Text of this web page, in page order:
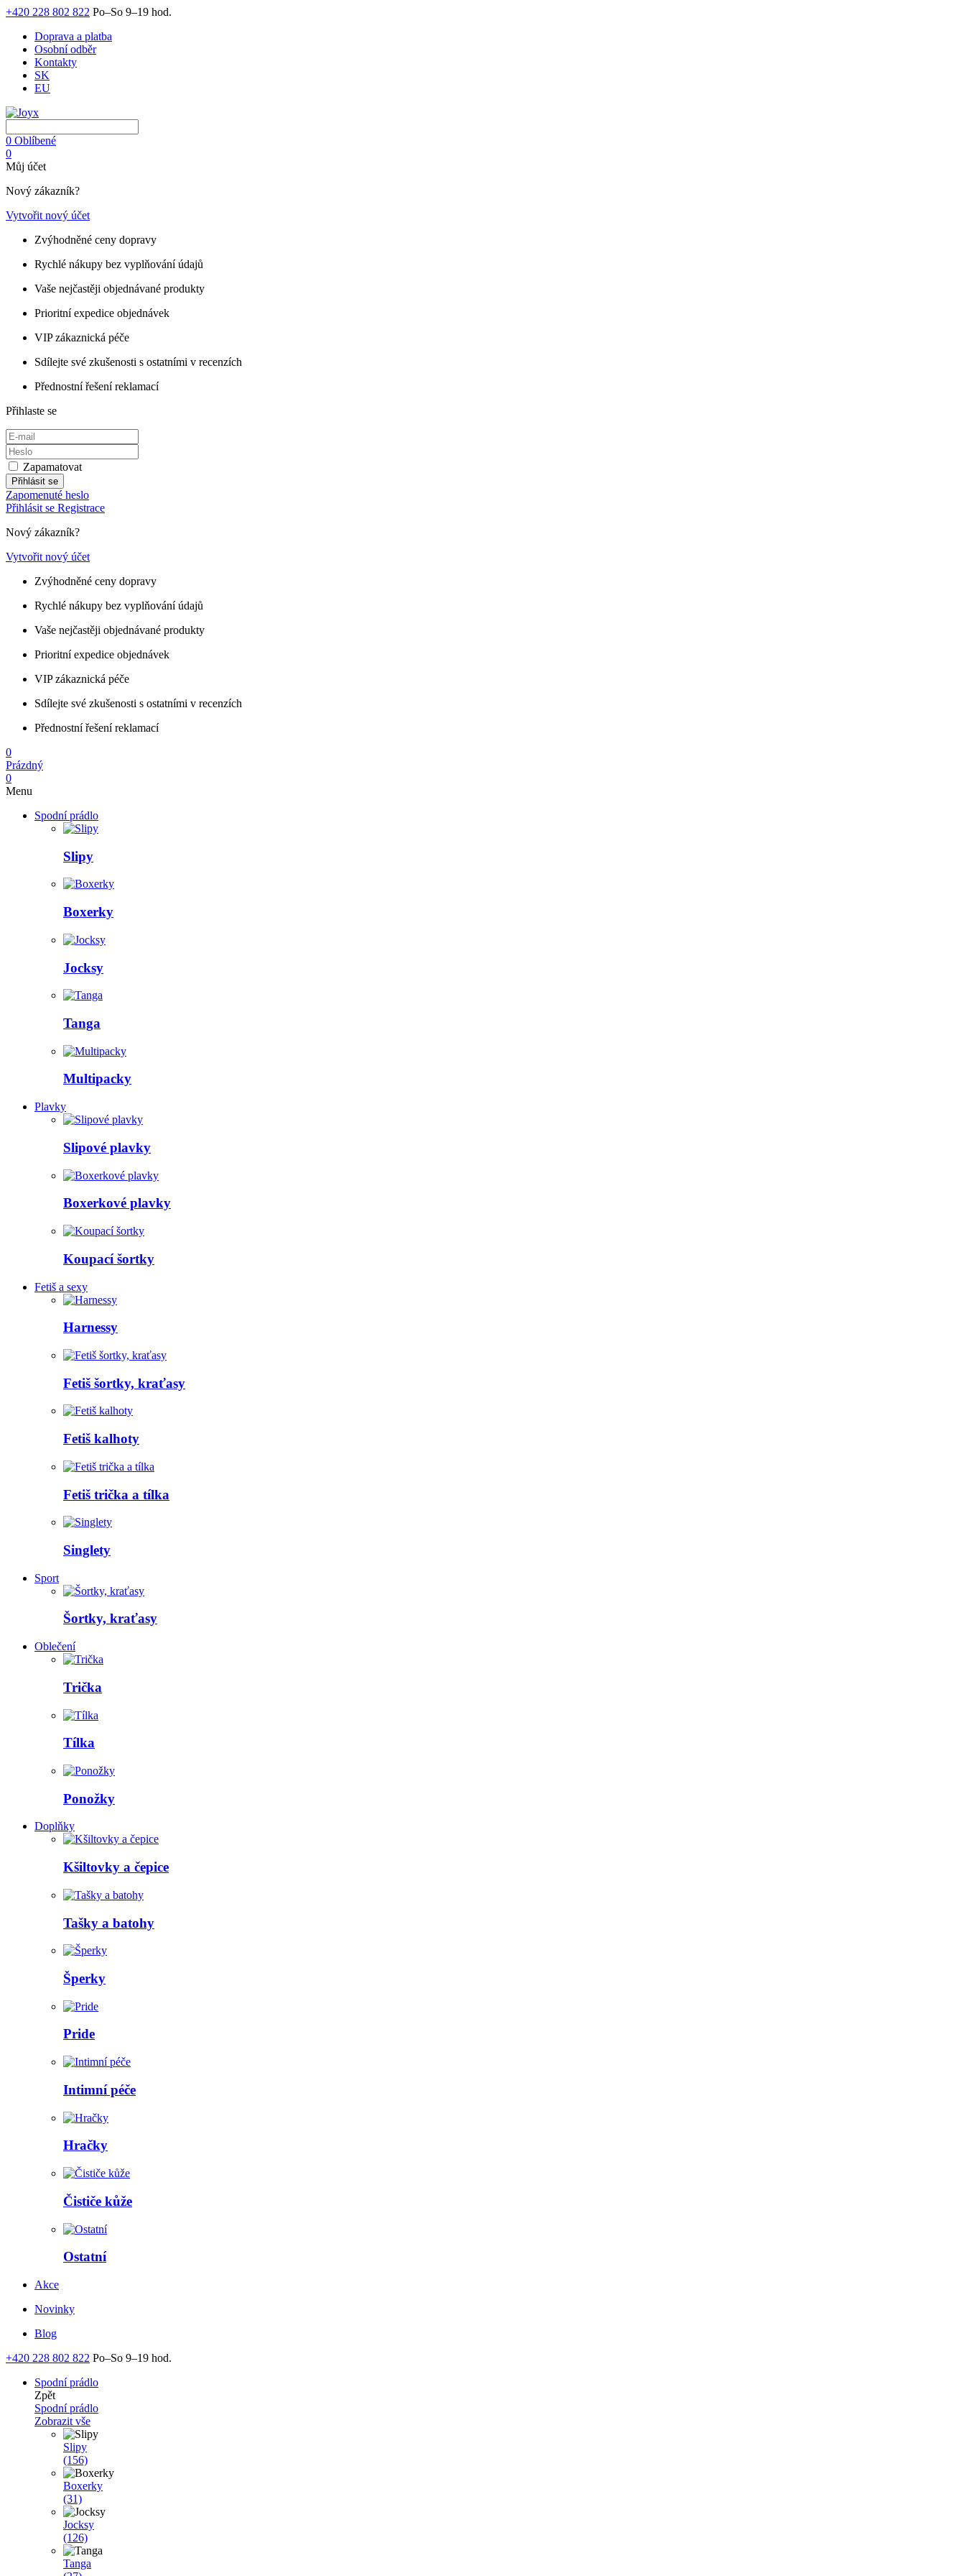
+420 228 802 822 Po–So 9–19 hod.
Doprava a platba
Osobní odběr
Kontakty
SK
EU
0 Oblíbené
0
Můj účet
Nový zákazník?
Vytvořit nový účet
Zvýhodněné ceny dopravy
Rychlé nákupy bez vyplňování údajů
Vaše nejčastěji objednávané produkty
Prioritní expedice objednávek
VIP zákaznická péče
Sdílejte své zkušenosti s ostatními v recenzích
Přednostní řešení reklamací
Přihlaste se
Zapamatovat
Přihlásit se
Zapomenuté heslo
Přihlásit se Registrace
Nový zákazník?
Vytvořit nový účet
Zvýhodněné ceny dopravy
Rychlé nákupy bez vyplňování údajů
Vaše nejčastěji objednávané produkty
Prioritní expedice objednávek
VIP zákaznická péče
Sdílejte své zkušenosti s ostatními v recenzích
Přednostní řešení reklamací
0
Prázdný
0
Menu
Spodní prádlo
Slipy
Boxerky
Jocksy
Tanga
Multipacky
Plavky
Slipové plavky
Boxerkové plavky
Koupací šortky
Fetiš a sexy
Harnessy
Fetiš šortky, kraťasy
Fetiš kalhoty
Fetiš trička a tílka
Singlety
Sport
Šortky, kraťasy
Oblečení
Trička
Tílka
Ponožky
Doplňky
Kšiltovky a čepice
Tašky a batohy
Šperky
Pride
Intimní péče
Hračky
Čističe kůže
Ostatní
Akce
Novinky
Blog
+420 228 802 822 Po–So 9–19 hod.
Spodní prádlo
Zpět
Spodní prádlo
Zobrazit vše
Slipy
(156)
Boxerky
(31)
Jocksy
(126)
Tanga